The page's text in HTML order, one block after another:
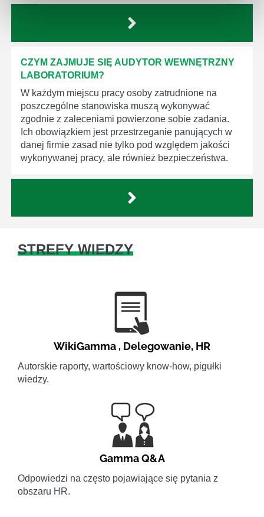
CZYM ZAJMUJE SIĘ AUDYTOR WEWNĘTRZNY
LABORATORIUM?
W każdym miejscu pracy osoby zatrudnione na
poszczególne stanowiska muszą wykonywać
zgodnie z zaleceniami powierzone sobie zadania.
Ich obowiązkiem jest przestrzeganie panujących w
danej firmie zasad nie tylko pod względem jakości
wykonywanej pracy, ale również bezpieczeństwa.
STREFY WIEDZY
WikiGamma , Delegowanie, HR
Autorskie raporty, wartościowy know-how, pigułki
wiedzy.
Gamma Q&A
Odpowiedzi na często pojawiające się pytania z
obszaru HR.